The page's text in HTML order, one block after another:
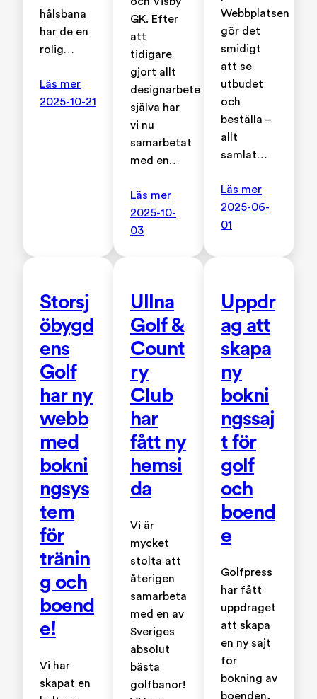
hålsbana
har de en
rolig…
Läs mer
2025-10-21
GK. Efter
att
tidigare
gjort allt
designarbete
själva har
vi nu
samarbetat
med en…
Läs mer
2025-10-
03
Webbplatsen
gör det
smidigt
att se
utbudet
och
beställa –
allt
samlat…
Läs mer
2025-06-
01
Storsj
öbygd
ens
Golf
har ny
webb
med
bokni
ngsys
tem
för
tränin
g och
boend
e!
Vi har
skapat en
Ullna
Golf &
Count
ry
Club
har
fått ny
hemsi
da
Vi är
mycket
stolta att
återigen
samarbeta
med en av
Sveriges
absolut
bästa
golfbanor!
Uppdr
ag att
skapa
ny
bokni
ngssaj
t för
golf
och
boend
e
Golfpress
har fått
uppdraget
att skapa
en ny sajt
för
bokning av
boenden,